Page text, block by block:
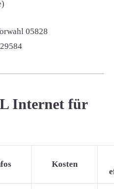
05828
29584
Internet für
Kosten